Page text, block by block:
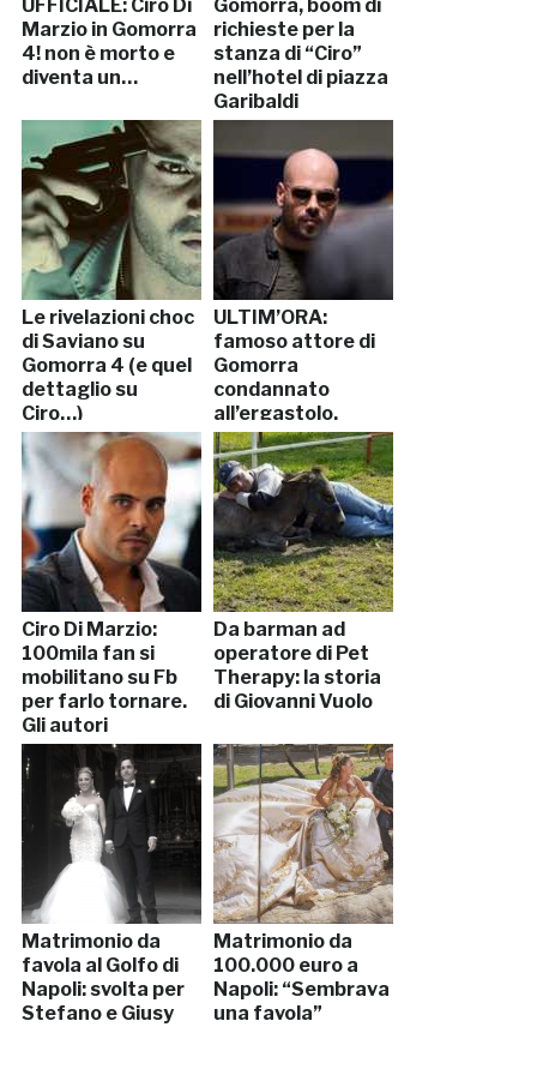
UFFICIALE: Ciro Di
Marzio in Gomorra
4! non è morto e
diventa un…
Gomorra, boom di
richieste per la
stanza di “Ciro”
nell’hotel di piazza
Garibaldi
Le rivelazioni choc
di Saviano su
Gomorra 4 (e quel
dettaglio su
Ciro…)
ULTIM’ORA:
famoso attore di
Gomorra
condannato
all’ergastolo.
“Uccise un…
Ciro Di Marzio:
100mila fan si
mobilitano su Fb
per farlo tornare.
Gli autori
rispondono così…
Da barman ad
operatore di Pet
Therapy: la storia
di Giovanni Vuolo
Matrimonio da
favola al Golfo di
Napoli: svolta per
Stefano e Giusy
Matrimonio da
100.000 euro a
Napoli: “Sembrava
una favola”